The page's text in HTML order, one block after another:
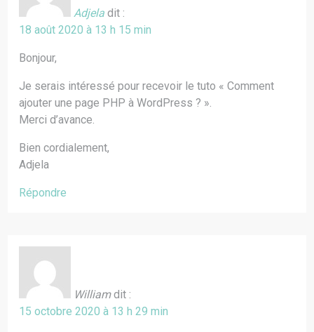
Adjela dit :
18 août 2020 à 13 h 15 min
Bonjour,
Je serais intéressé pour recevoir le tuto « Comment
ajouter une page PHP à WordPress ? ».
Merci d’avance.
Bien cordialement,
Adjela
Répondre
William dit :
15 octobre 2020 à 13 h 29 min